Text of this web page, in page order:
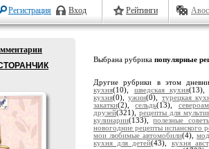
Регистрация Вход Рейтинги
Выбрана рубрика популярные
Другие рубрики в этом
кухня(10), шведская кухня
кухня(0),ужин(0), турецкая
закатки(2),сельдь(13),
друзей(321),рецепты для
кулинарии(133),полезные
новогодние рецепты испанского
мои любимые автомобили(4),
кухня для детей(43), кухня